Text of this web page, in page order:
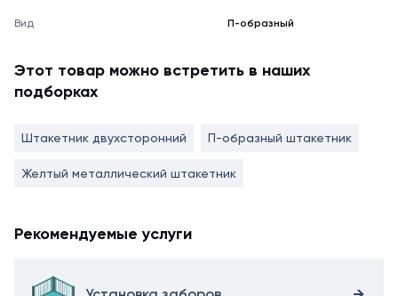
Вид П-образный
Этот товар можно встретить в наших
подборках
Штакетник двухсторонний П-образный штакетник
Желтый металлический штакетник
Рекомендуемые услуги